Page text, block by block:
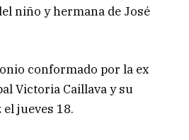
niño y hermana de José
conformado por la ex
Victoria Caillava y su
jueves 18.